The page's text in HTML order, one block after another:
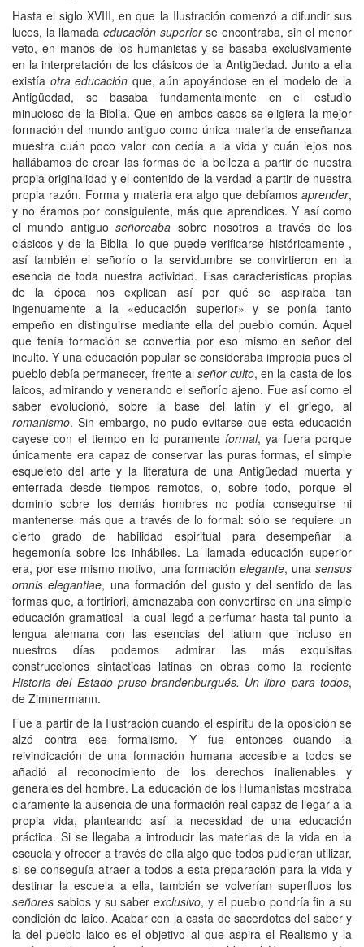
Hasta el siglo XVIII, en que la Ilustración comenzó a difundir sus
luces, la llamada educación superiorse encontraba, sin el menor
veto, en manos de los humanistas y se basaba exclusivamente
en la interpretación de los clásicos de la Antigüedad. Junto a ella
existía otra educación que, aún apoyándose en el modelo de la
Antigüedad, se basaba fundamentalmente en el estudio
minucioso de la Biblia. Que en ambos casos se eligiera la mejor
formación del mundo antiguo como única materia de enseñanza
muestra cuán poco valor con cedía a la vida y cuán lejos nos
hallábamos de crear las formas de la belleza a partir de nuestra
propia originalidad y el contenido de la verdad a partir de nuestra
propia razón. Forma y materia era algo que debíamos aprender,
y no éramos por consiguiente, más que aprendices. Y así como
el mundo antiguoseñoreaba sobre nosotros a través de los
clásicos y de la Biblia -lo que puede verificarse históricamente-,
así también el señorío o la servidumbre se convirtieron en la
esencia de toda nuestra actividad. Esas características propias
de la época nos explican así por qué se aspiraba tan
ingenuamente a la «educación superior» y se ponía tanto
empeño en distinguirse mediante ella del pueblo común. Aquel
que tenía formación se convertía por eso mismo en señor del
inculto. Y una educación popular se consideraba impropia pues el
pueblo debía permanecer, frente al señor culto, en la casta de los
laicos, admirando y venerando el señorío ajeno. Fue así como el
saber evolucionó, sobre la base del latín y el griego, al
romanismo. Sin embargo, no pudo evitarse que esta educación
cayese con el tiempo en lo puramenteformal, ya fuera porque
únicamente era capaz de conservar las puras formas, el simple
esqueleto del arte y la literatura de una Antigüedad muerta y
enterrada desde tiempos remotos, o, sobre todo, porque el
dominio sobre los demás hombres no podía conseguirse ni
mantenerse más que a través de lo formal: sólo se requiere un
cierto grado de habilidad espiritual para desempeñar la
hegemonía sobre los inhábiles. La llamada educación superior
era, por ese mismo motivo, una formación elegante, unasensus
omnis elegantiae, una formación del gusto y del sentido de las
formas que, a fortiriori, amenazaba con convertirse en una simple
educación gramatical -la cual llegó a perfumar hasta tal punto la
lengua alemana con las esencias del latium que incluso en
nuestros días podemos admirar las más exquisitas
construcciones sintácticas latinas en obras como la reciente
Historia del Estado pruso-brandenburgués. Un libro para todos,
de Zimmermann.
Fue a partir de la Ilustración cuando el espíritu de la oposición se
alzó contra ese formalismo. Y fue entonces cuando la
reivindicación de una formación humana accesible a todos se
añadió al reconocimiento de los derechos inalienables y
generales del hombre. La educación de los Humanistas mostraba
claramente la ausencia de una formación real capaz de llegar a la
propia vida, planteando así la necesidad de una educación
práctica. Si se llegaba a introducir las materias de la vida en la
escuela y ofrecer a través de ella algo que todos pudieran utilizar,
si se conseguía atraer a todos a esta preparación para la vida y
destinar la escuela a ella, también se volverían superfluos los
señores sabios y su saberexclusivo, y el pueblo pondría fin a su
condición de laico. Acabar con la casta de sacerdotes del saber y
la del pueblo laico es el objetivo al que aspira el Realismo y la